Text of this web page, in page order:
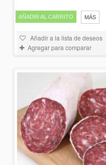
AÑADIR AL CARRITO MÁS
Añadir a la lista de deseos
Agregar para comparar